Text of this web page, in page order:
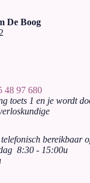
De Boog
48 97 680
toets 1 en je wordt
bereikbaar
8:30 - 15:00u